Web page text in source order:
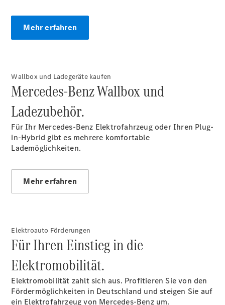
Der neue
CLA
EQE
Limousine -
elektrisch
EQS
Limousine -
elektrisch
Limousine
C-Klasse
Limousine -
S-Klasse
Limousine
Lang
Mercedes-
Maybach S-
Klasse
Mehr erfahren
Wallbox und Ladegeräte kaufen
Mercedes-Benz Wallbox und
Ladezubehör.
Für Ihr Mercedes-Benz Elektrofahrzeug oder Ihren Plug-
in-Hybrid gibt es mehrere komfortable
Lademöglichkeiten.
Mehr erfahren
Elektroauto Förderungen
Für Ihren Einstieg in die
Elektromobilität.
Elektromobilität zahlt sich aus. Profitieren Sie von den
Fördermöglichkeiten in Deutschland und steigen Sie auf
ein Elektrofahrzeug von Mercedes-Benz um.